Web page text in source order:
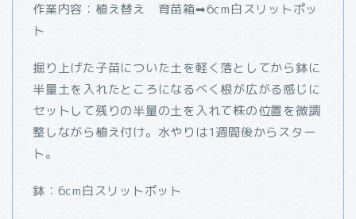
作業内容：植え替え 育苗箱➡6cm白スリットポッ
ト
掘り上げた子苗についた土を軽く落としてから鉢に
半量土を入れたところになるべく根が広がる感じに
セットして残りの半量の土を入れて株の位置を微調
整しながら植え付け。水やりは1週間後からスター
ト。
鉢：6cm白スリットポット